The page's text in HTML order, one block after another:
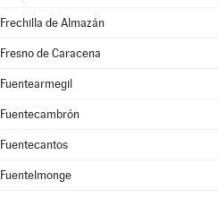
Frechilla de Almazán
Fresno de Caracena
Fuentearmegil
Fuentecambrón
Fuentecantos
Fuentelmonge